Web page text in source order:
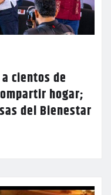
cientos de
hogar;
del Bienestar